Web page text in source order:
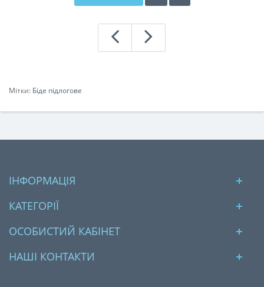
Мітки: Біде підлогове
ІНФОРМАЦІЯ
КАТЕГОРІЇ
ОСОБИСТИЙ КАБІНЕТ
НАШІ КОНТАКТИ